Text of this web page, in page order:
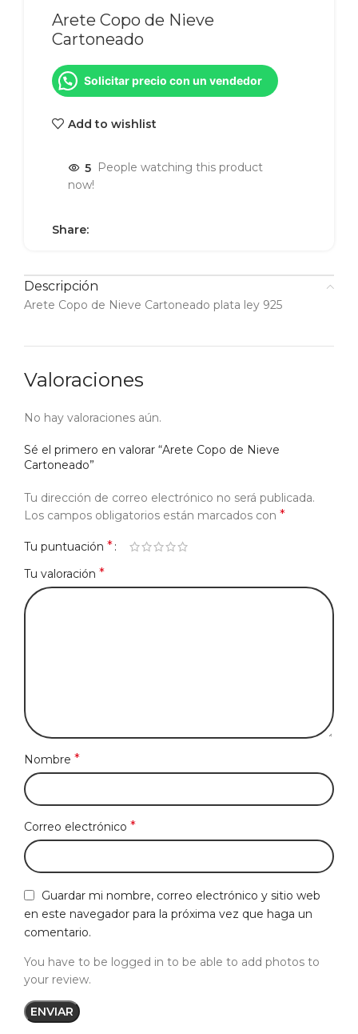
Arete Copo de Nieve
Cartoneado
Solicitar precio con un vendedor
Add to wishlist
5 People watching this product
now!
Share:
Descripción
Arete Copo de Nieve Cartoneado plata ley 925
Valoraciones
No hay valoraciones aún.
Sé el primero en valorar “Arete Copo de Nieve
Cartoneado”
Tu dirección de correo electrónico no será publicada.
Los campos obligatorios están marcados con *
Tu puntuación *
Tu valoración *
Nombre *
Correo electrónico *
Guardar mi nombre, correo electrónico y sitio web
en este navegador para la próxima vez que haga un
comentario.
You have to be logged in to be able to add photos to
your review.